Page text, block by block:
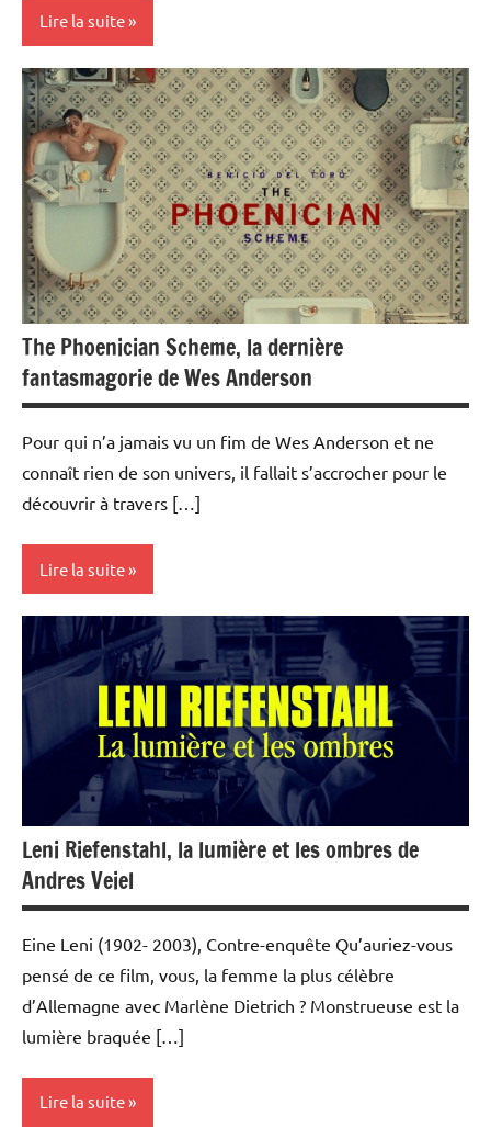
Lire la suite
Ciné-
débats
The Phoenician Scheme, la dernière
fantasmagorie de Wes Anderson
Pour qui n’a jamais vu un fim de Wes Anderson et ne
connaît rien de son univers, il fallait s’accrocher pour le
découvrir à travers […]
Lire la suite
Ciné-
débats
Leni Riefenstahl, la lumière et les ombres de
Andres Veiel
Eine Leni (1902- 2003), Contre-enquête Qu’auriez-vous
pensé de ce film, vous, la femme la plus célèbre
d’Allemagne avec Marlène Dietrich ? Monstrueuse est la
lumière braquée […]
Lire la suite